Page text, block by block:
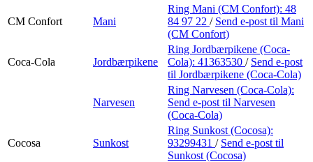
CM Confort Mani
Ring Mani (CM Confort): 48
84 97 22 / Send e-post til Mani
(CM Confort)
Coca-Cola Jordbærpikene
Ring Jordbærpikene (Coca-
Cola): 41363530 / Send e-post
til Jordbærpikene (Coca-Cola)
Narvesen
Ring Narvesen (Coca-Cola):
Send e-post til Narvesen
(Coca-Cola)
Cocosa Sunkost
Ring Sunkost (Cocosa):
93299431 / Send e-post til
Sunkost (Cocosa)